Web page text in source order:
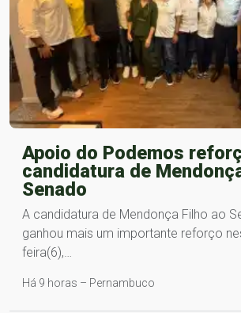
Apoio do Podemos
candidatura de
Senado
A candidatura de Mendonça Filho ao
ganhou mais um importante reforço
feira(6),…
Há 9 horas – Pernambuco